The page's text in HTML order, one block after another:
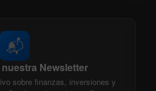
📬
Newsletter
sobre finanzas, inversiones y